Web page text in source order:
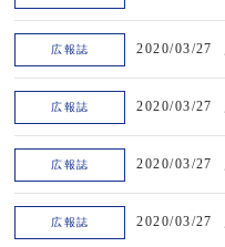
広報誌 2020/03/27
広報誌 2020/03/27
広報誌 2020/03/27
広報誌 2020/03/27